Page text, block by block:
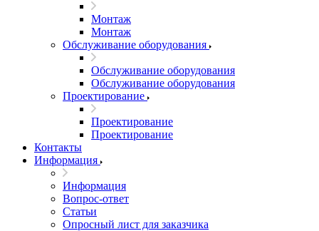
Монтаж
Монтаж
Обслуживание оборудования
Обслуживание оборудования
Обслуживание оборудования
Проектирование
Проектирование
Проектирование
Контакты
Информация
Информация
Вопрос-ответ
Статьи
Опросный лист для заказчика